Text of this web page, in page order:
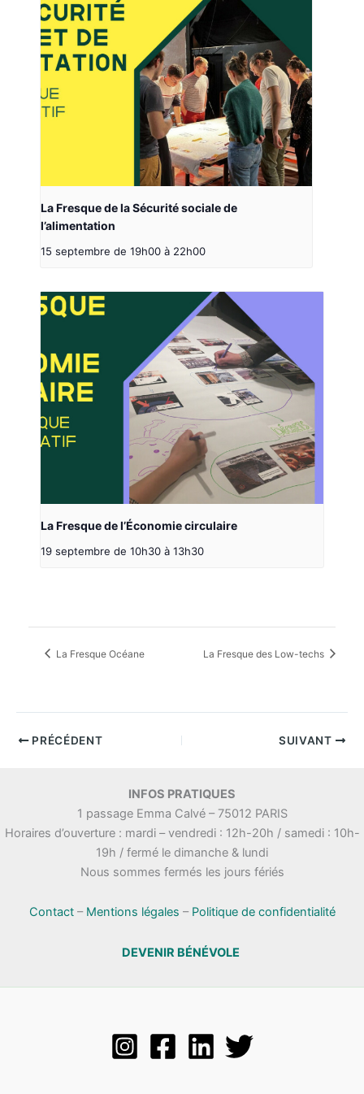
La Fresque de la Sécurité sociale de
l’alimentation
15 septembre de 19h00 à 22h00
La Fresque de l’Économie circulaire
19 septembre de 10h30 à 13h30
La Fresque Océane La Fresque des Low-techs
PRÉCÉDENT SUIVANT
INFOS PRATIQUES
1 passage Emma Calvé – 75012 PARIS
Horaires d’ouverture : mardi – vendredi : 12h-20h / samedi : 10h-
19h / fermé le dimanche & lundi
Nous sommes fermés les jours fériés
Contact– Mentions légales – Politique de confidentialité
DEVENIR BÉNÉVOLE